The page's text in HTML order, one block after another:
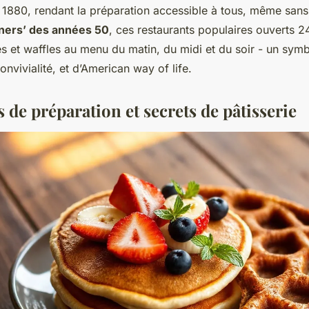
rendant la préparation accessible à tous, même
des années 50, ces restaurants populaires ouverts
et waffles au menu du matin, du midi et du soir - un
et d’American way of life.
de préparation et secrets de pâtisserie